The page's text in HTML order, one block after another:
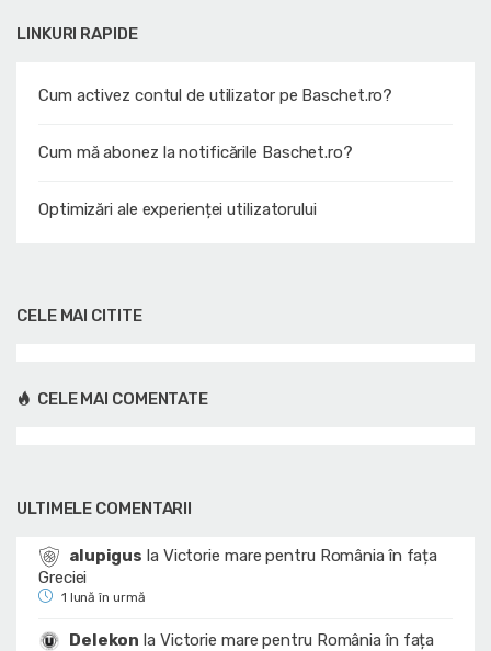
LINKURI RAPIDE
Cum activez contul de utilizator pe Baschet.ro?
Cum mă abonez la notificările Baschet.ro?
Optimizări ale experienței utilizatorului
CELE MAI CITITE
CELE MAI COMENTATE
ULTIMELE COMENTARII
alupigus la Victorie mare pentru România în fața
Greciei
1 lună în urmă
Delekon la Victorie mare pentru România în fața